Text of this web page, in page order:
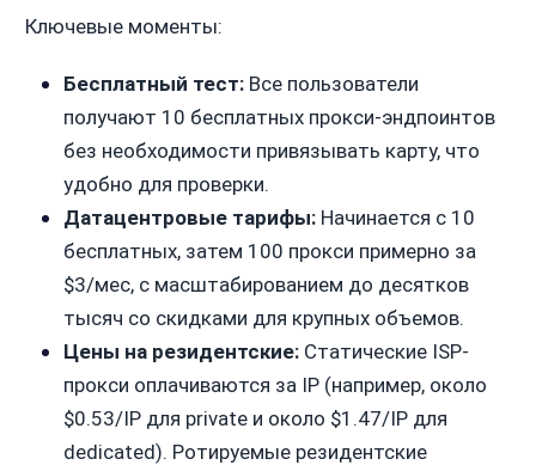
Ключевые моменты:
Бесплатный тест:Все пользователи
получают 10 бесплатных прокси-эндпоинтов
без необходимости привязывать карту, что
удобно для проверки.
Датацентровые тарифы:Начинается с 10
бесплатных, затем 100 прокси примерно за
$3/мес, с масштабированием до десятков
тысяч со скидками для крупных объемов.
Цены на резидентские:Статические ISP-
прокси оплачиваются за IP (например, около
$0.53/IP для private и около $1.47/IP для
dedicated). Ротируемые резидентские